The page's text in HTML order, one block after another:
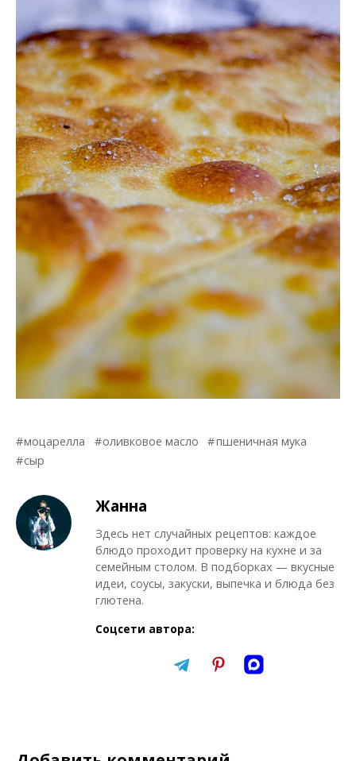
моцарелла оливковое масло
пшеничная мука
сыр
Жанна
Здесь нет случайных рецептов: каждое
блюдо проходит проверку на кухне и за
семейным столом. В подборках — вкусные
идеи, соусы, закуски, выпечка и блюда без
глютена.
Соцсети автора: